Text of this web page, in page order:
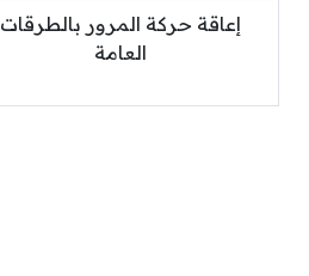
إعاقة حركة المرور بالطرقات
العامة